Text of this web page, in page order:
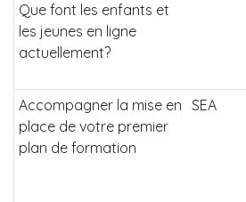
Que font les enfants et
les jeunes en ligne
actuellement?
Accompagner la mise en
place de votre premier
plan de formation
SEA